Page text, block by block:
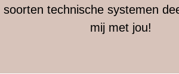
soorten technische systemen
mij met jou!